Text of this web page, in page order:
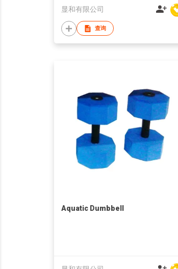
显和有限公司
查询
Aquatic Dumbbell